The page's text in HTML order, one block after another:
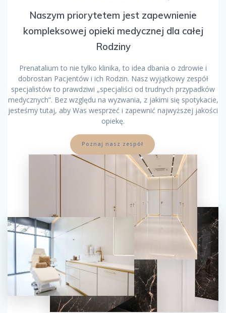
Naszym priorytetem jest zapewnienie
kompleksowej opieki medycznej dla całej
Rodziny
Prenatalium to nie tylko klinika, to idea dbania o zdrowie i
dobrostan Pacjentów i ich Rodzin. Nasz wyjątkowy zespół
specjalistów to prawdziwi „specjaliści od trudnych przypadków
medycznych”. Bez względu na wyzwania, z jakimi się spotykacie,
jesteśmy tutaj, aby Was wesprzeć i zapewnić najwyższej jakości
opiekę.
Poznaj nasz zespół